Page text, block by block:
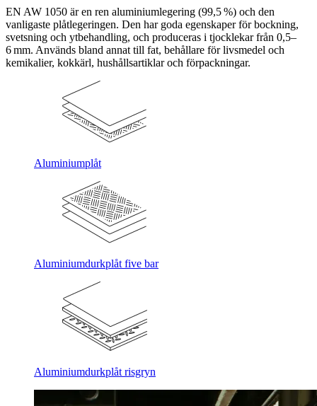
EN AW 1050 är en ren aluminiumlegering (99,5 %) och den
vanligaste plåtlegeringen. Den har goda egenskaper för bockning,
svetsning och ytbehandling, och produceras i tjocklekar från 0,5–
6 mm. Används bland annat till fat, behållare för livsmedel och
kemikalier, kokkärl, hushållsartiklar och förpackningar.
Aluminiumplåt
Aluminiumdurkplåt five bar
Aluminiumdurkplåt risgryn